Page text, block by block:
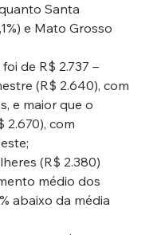
Santa
e Mato Grosso
de R$ 2.737 –
(R$ 2.640), com
e maior que o
2.670), com
(R$ 2.380)
médio dos
abaixo da média